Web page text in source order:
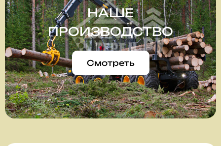
НАШЕ
ПРОИЗВОДСТВО
Смотреть